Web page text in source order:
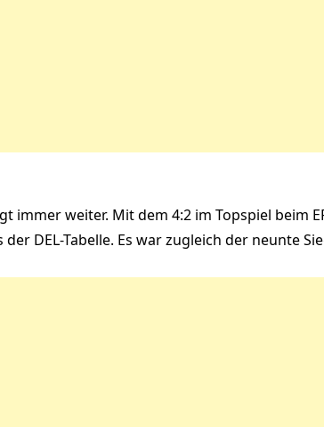
immer weiter. Mit dem 4:2 im Topspiel beim
DEL-Tabelle. Es war zugleich der neunte